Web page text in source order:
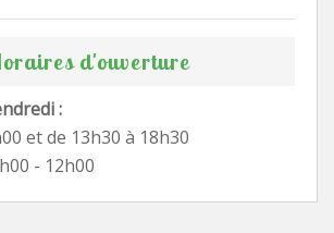
d'ouverture
:
et de 13h30 à 18h30
- 12h00